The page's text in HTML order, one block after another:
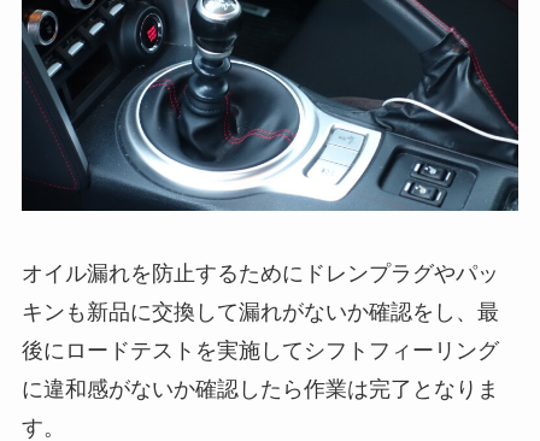
オイル漏れを防止するためにドレンプラグやパッ
キンも新品に交換して漏れがないか確認をし、最
後にロードテストを実施してシフトフィーリング
に違和感がないか確認したら作業は完了となりま
す。